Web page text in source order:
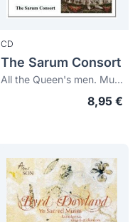
CD
The Sarum Consort
All the Queen's men. Music for Elizabeth I
8,95 €